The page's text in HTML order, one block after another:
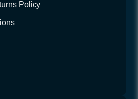
Policy